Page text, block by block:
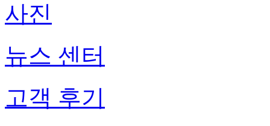
사진
뉴스 센터
고객 후기